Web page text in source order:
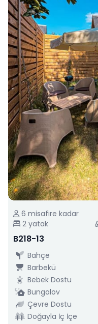
6 misafire kadar
2 yatak
B218-13
Bahçe
Barbekü
Bebek Dostu
Bungalov
Çevre Dostu
Doğayla İç İçe